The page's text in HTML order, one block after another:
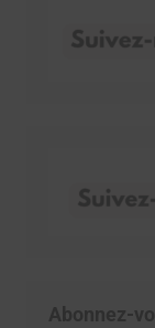
Abonnez-